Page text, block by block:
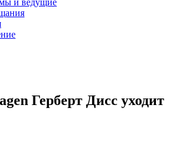
и ведущие
Герберт Дисс уходит